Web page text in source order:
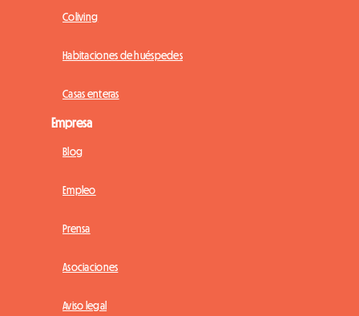
Coliving
Habitaciones de huéspedes
Casas enteras
Empresa
Blog
Empleo
Prensa
Asociaciones
Aviso legal